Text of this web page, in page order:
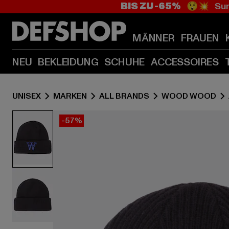
BIS ZU -65% 😲💥
MÄNNER FRAUEN
NEU BEKLEIDUNG SCHUHE ACCESSOIRES
UNISEX MARKEN ALL BRANDS WOOD WOOD
-57%